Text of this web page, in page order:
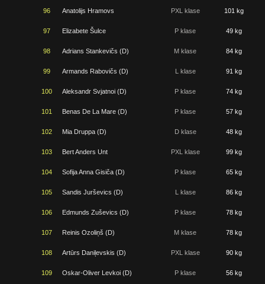
96 Anatolijs Hramovs PXL klase 101 kg
97 Elizabete Šulce P klase 49 kg
98 Adrians Stankevičs (D) M klase 84 kg
99 Armands Rabovičs (D) L klase 91 kg
100 Aleksandr Svjatnoi (D) P klase 74 kg
101 Benas De La Mare (D) P klase 57 kg
102 Mia Druppa (D) D klase 48 kg
103 Bert Anders Unt PXL klase 99 kg
104 Sofija Anna Gisiča (D) P klase 65 kg
105 Sandis Jurševics (D) L klase 86 kg
106 Edmunds Zuševics (D) P klase 78 kg
107 Reinis Ozoliņš (D) M klase 78 kg
108 Artūrs Daniļevskis (D) PXL klase 90 kg
109 Oskar-Oliver Levkoi (D) P klase 56 kg